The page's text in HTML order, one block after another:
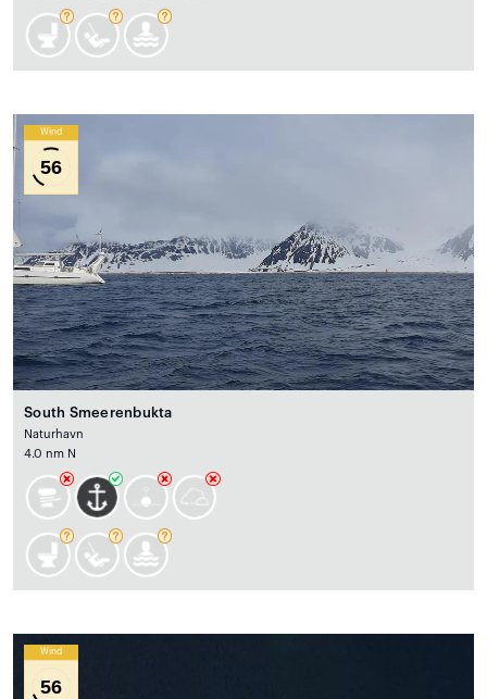
Wind
56
South Smeerenbukta
Naturhavn
4.0 nm N
Wind
56